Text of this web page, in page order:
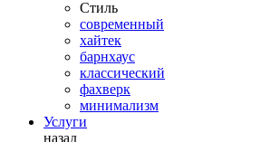
Стиль
современный
хайтек
барнхаус
классический
фахверк
минимализм
Услуги
назад